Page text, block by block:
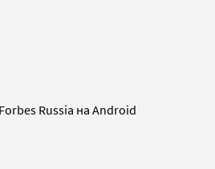
Russia на Android